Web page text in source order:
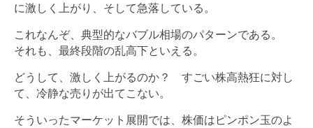
に激しく上がり、そして急落している。
これなんぞ、典型的なバブル相場のパターンである。
それも、最終段階の乱高下といえる。
どうして、激しく上がるのか？ すごい株高熱狂に対し
て、冷静な売りが出てこない。
そういったマーケット展開では、株価はピンポン玉のよ